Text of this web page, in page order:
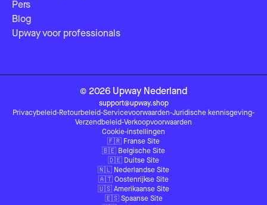
Pers
Blog
Upway voor professionals
© 2026 Upway Nederland
support@upway.shop
Privacybeleid-Retourbeleid-Servicevoorwaarden-Juridische kennisgeving-
Verzendbeleid-Verkoopvoorwaarden
Cookie-instellingen
🇫🇷 Franse Site
🇧🇪 Belgische Site
🇩🇪 Duitse Site
🇳🇱 Nederlandse Site
🇦🇹 Oostenrijkse Site
🇺🇸 Amerikaanse Site
🇪🇸 Spaanse Site